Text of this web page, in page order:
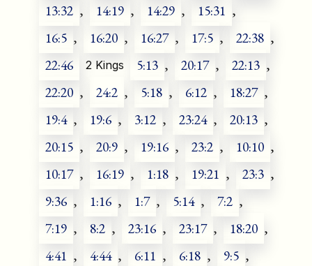
13:32 , 14:19 , 14:29 , 15:31 ,
16:5 , 16:20 , 16:27 , 17:5 , 22:38 ,
22:46
2 Kings 5:13 , 20:17 , 22:13 ,
22:20 , 24:2 , 5:18 , 6:12 , 18:27 ,
19:4 , 19:6 , 3:12 , 23:24 , 20:13 ,
20:15 , 20:9 , 19:16 , 23:2 , 10:10 ,
10:17 , 16:19 , 1:18 , 19:21 , 23:3 ,
9:36 , 1:16 , 1:7 , 5:14 , 7:2 ,
7:19 , 8:2 , 23:16 , 23:17 , 18:20 ,
4:41 , 4:44 , 6:11 , 6:18 , 9:5 ,